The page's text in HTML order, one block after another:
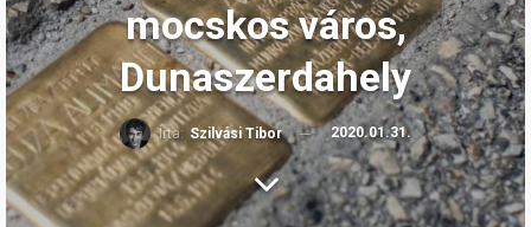
mocskos város,
Dunaszerdahely
Írta: Szilvási Tibor 2020.01.31.